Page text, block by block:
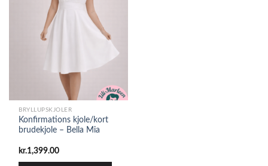
BRYLLUPSKJOLER
Konfirmations kjole/kort
brudekjole – Bella Mia
kr.1,399.00